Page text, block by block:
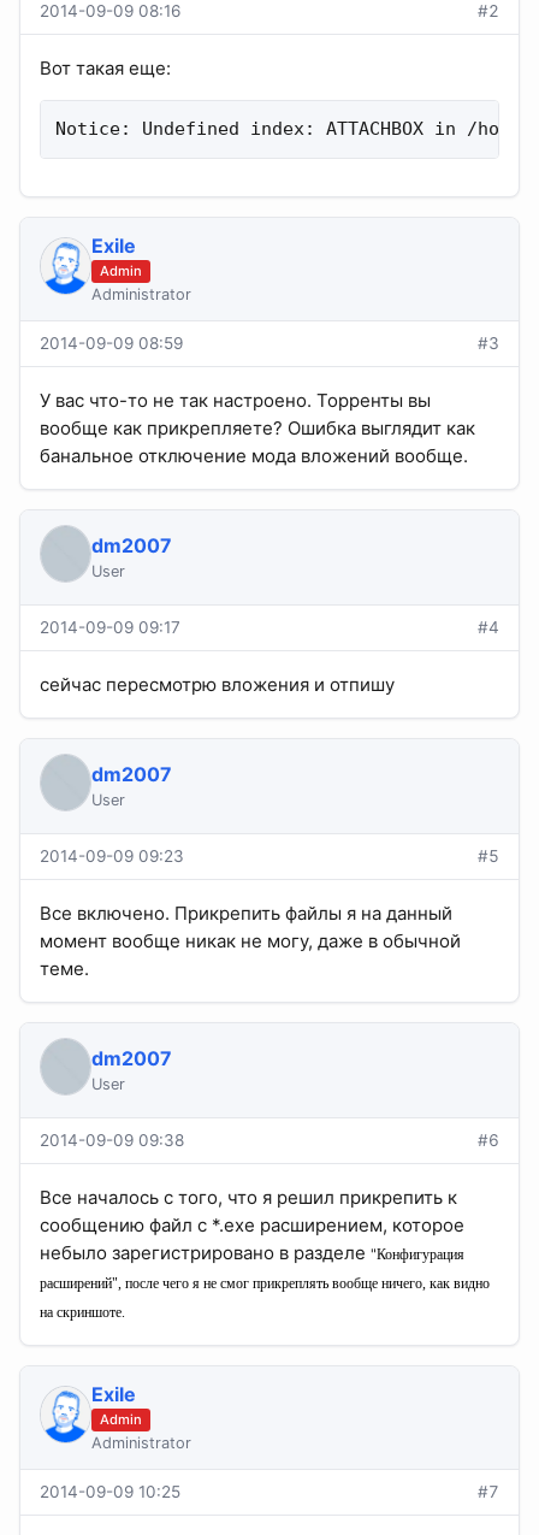
2014-09-09 08:16 #2
Вот такая еще:
Notice: Undefined index: ATTACHBOX in /
Exile
Admin
Administrator
2014-09-09 08:59 #3
У вас что-то не так настроено. Торренты вы
вообще как прикрепляете? Ошибка выглядит как
банальное отключение мода вложений вообще.
dm2007
User
2014-09-09 09:17 #4
сейчас пересмотрю вложения и отпишу
dm2007
User
2014-09-09 09:23 #5
Все включено. Прикрепить файлы я на данный
момент вообще никак не могу, даже в обычной
теме.
dm2007
User
2014-09-09 09:38 #6
Все началось с того, что я решил прикрепить к
сообщению файл с *.exe расширением, которое
небыло зарегистрировано в разделе "Конфигурация
расширений", после чего я не смог прикреплять вообще ничего, как видно
на скриншоте.
Exile
Admin
Administrator
2014-09-09 10:25 #7